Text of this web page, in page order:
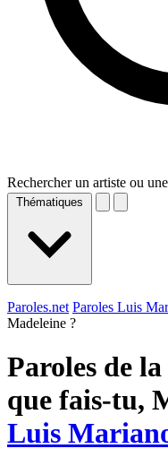
Rechercher un artiste ou
Thématiques
Paroles.net Paroles Luis
Madeleine ?
Paroles de
que fais-tu,
Luis